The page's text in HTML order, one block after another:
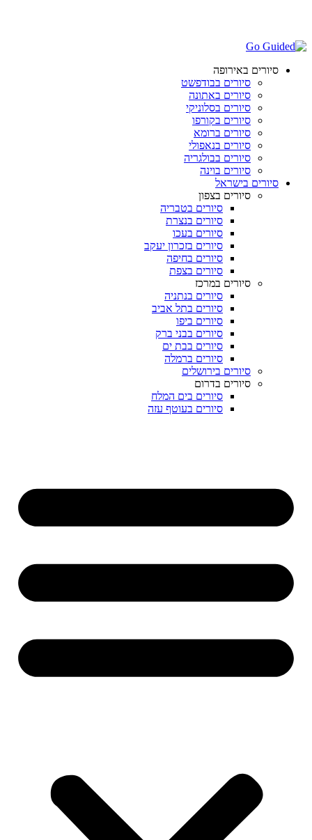
סיורים באירופה
סיורים בבודפשט
סיורים באתונה
סיורים בסלוניקי
סיורים בקורפו
סיורים ברומא
סיורים בנאפולי
סיורים בבולגריה
סיורים בוינה
סיורים בישראל
סיורים בצפון
סיורים בטבריה
סיורים בנצרת
סיורים בעכו
סיורים בזכרון יעקב
סיורים בחיפה
סיורים בצפת
סיורים במרכז
סיורים בנתניה
סיורים בתל אביב
סיורים ביפו
סיורים בבני ברק
סיורים בבת ים
סיורים ברמלה
סיורים בירושלים
סיורים בדרום
סיורים בים המלח
סיורים בעוטף עזה